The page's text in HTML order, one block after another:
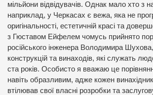
мільйони відвідувачів. Однак мало хто з
наприклад, у Черкасах є вежа, яка не
оригінальності, естетичній красі та
з Гюставом Ейфелем чомусь прийнято
російського інженера Володимира
конструкцій та винаходів, які служать
ста років. Особисто я вважаю це
навіть образливим, адже кожен
втілював свої власні розробки та